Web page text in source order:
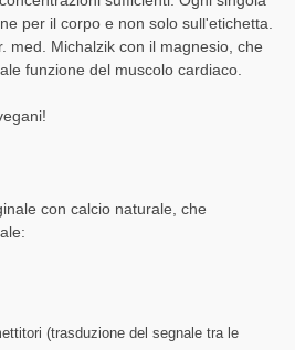
per il corpo e non solo sull'etichetta.
med. Michalzik con il magnesio, che
funzione del muscolo cardiaco.
con calcio naturale, che
(trasduzione del segnale tra le